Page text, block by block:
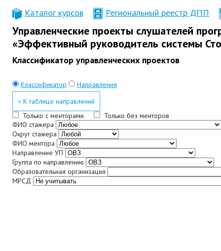
Каталог курсов Региональный реестр ДПП
Управленческие проекты слушателей
«Эффективный руководитель системы
Классификатор управленческих проектов
Классификатор
Направления
< К таблице направлений
Только с менторами
Только без менторов
ФИО стажера
Округ стажера
ФИО ментора
Направление УП
Группа по направлению
Образовательная организация
МРСД